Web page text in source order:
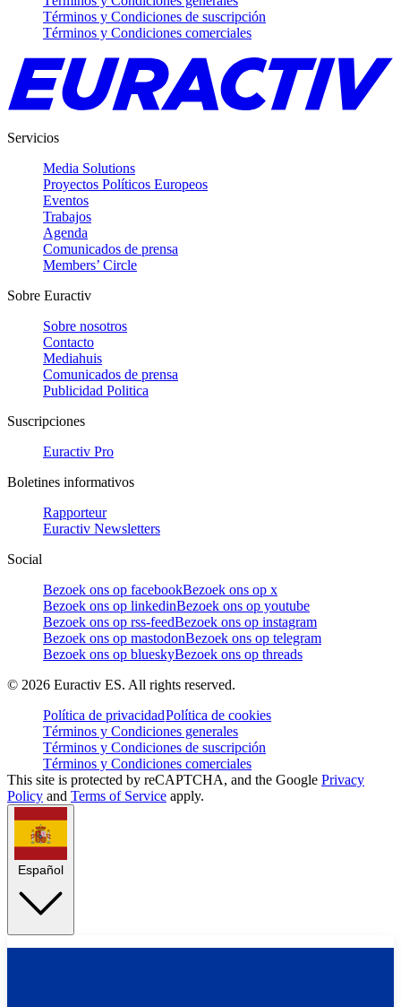
Términos y Condiciones de suscripción
Términos y Condiciones comerciales
Servicios
Media Solutions
Proyectos Políticos Europeos
Eventos
Trabajos
Agenda
Comunicados de prensa
Members’ Circle
Sobre Euractiv
Sobre nosotros
Contacto
Mediahuis
Comunicados de prensa
Publicidad Politica
Suscripciones
Euractiv Pro
Boletines informativos
Rapporteur
Euractiv Newsletters
Social
Bezoek ons op facebookBezoek ons op x
Bezoek ons op linkedinBezoek ons op youtube
Bezoek ons op rss-feedBezoek ons op instagram
Bezoek ons op mastodonBezoek ons op telegram
Bezoek ons op blueskyBezoek ons op threads
© 2026 Euractiv ES. All rights reserved.
Política de privacidadPolítica de cookies
Términos y Condiciones generales
Términos y Condiciones de suscripción
Términos y Condiciones comerciales
This site is protected by reCAPTCHA, and the Google Privacy
Policy and Terms of Service apply.
Español